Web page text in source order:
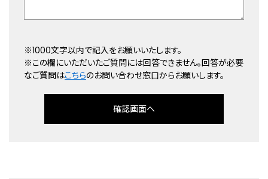
※1000文字以内で記入をお願いいたします。
※この欄にいただいたご質問には回答できません。回答が必要
なご質問はこちらのお問い合わせ窓口からお願いします。
確認画面へ